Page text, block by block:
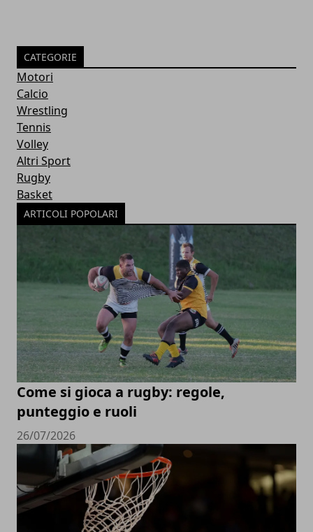
CATEGORIE
Motori
Calcio
Wrestling
Tennis
Volley
Altri Sport
Rugby
Basket
ARTICOLI POPOLARI
Come si gioca a rugby: regole,
punteggio e ruoli
26/07/2026